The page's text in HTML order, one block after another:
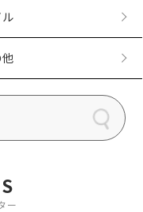
ー